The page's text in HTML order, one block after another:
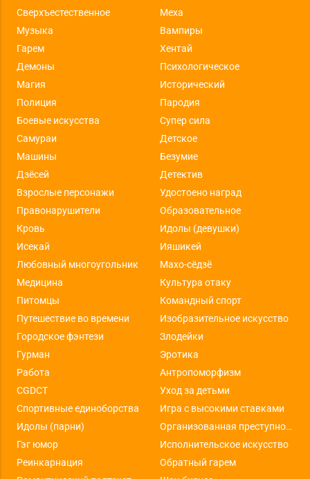
Сверхъестественное
Меха
Музыка
Вампиры
Гарем
Хентай
Демоны
Психологическое
Магия
Исторический
Полиция
Пародия
Боевые искусства
Супер сила
Самураи
Детское
Машины
Безумие
Дзёсей
Детектив
Взрослые персонажи
Удостоено наград
Правонарушители
Образовательное
Кровь
Идолы (девушки)
Исекай
Ияшикей
Любовный многоугольник
Махо-сёдзё
Медицина
Культура отаку
Питомцы
Командный спорт
Путешествие во времени
Изобразительное искусство
Городское фэнтези
Злодейки
Гурман
Эротика
Работа
Антропоморфизм
CGDCT
Уход за детьми
Спортивные единоборства
Игра с высокими ставками
Идолы (парни)
Организованная преступность
Гэг юмор
Исполнительское искусство
Реинкарнация
Обратный гарем